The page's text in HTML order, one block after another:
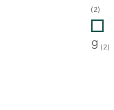
(2)
g (2)